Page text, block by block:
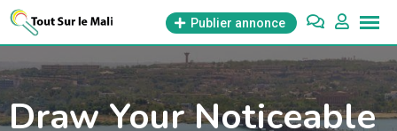
Aller
contenu
Publier annonce
Draw Your Noticeable